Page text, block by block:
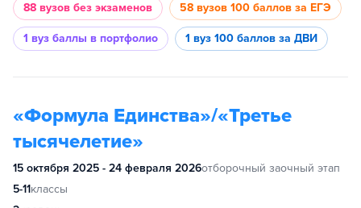
88 вузов без экзаменов 58 вузов 100 баллов за ЕГЭ
1 вуз баллы в портфолио 1 вуз 100 баллов за ДВИ
«Формула Единства»/«Третье
тысячелетие»
15 октября 2025 - 24 февраля 2026отборочный заочный этап
5-11классы